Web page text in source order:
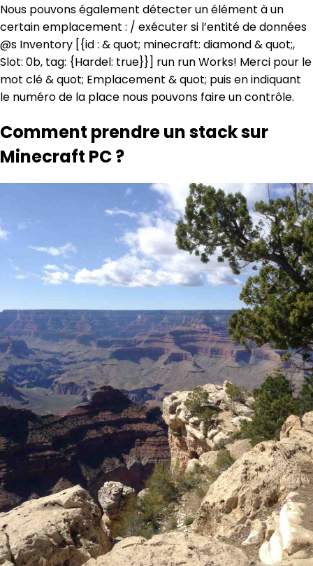
Nous pouvons également détecter un élément à un
certain emplacement : / exécuter si l’entité de données
@s Inventory [{id : & quot; minecraft: diamond & quot;,
Slot: 0b, tag: {Hardel: true}}] run run Works! Merci pour le
mot clé & quot; Emplacement & quot; puis en indiquant
le numéro de la place nous pouvons faire un contrôle.
Comment prendre un stack sur
Minecraft PC ?